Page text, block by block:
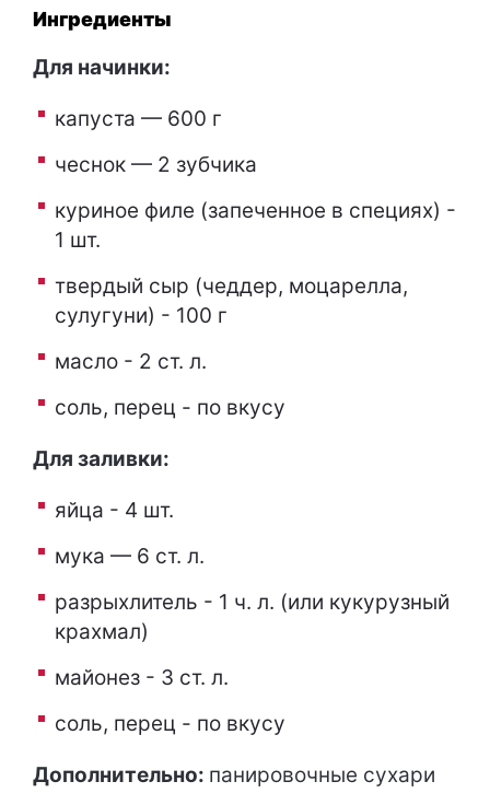
Ингредиенты
Для начинки:
капуста — 600 г
чеснок — 2 зубчика
куриное филе (запеченное в специях) -
1 шт.
твердый сыр (чеддер, моцарелла,
сулугуни) - 100 г
масло - 2 ст. л.
соль, перец - по вкусу
Для заливки:
яйца - 4 шт.
мука — 6 ст. л.
разрыхлитель - 1 ч. л. (или кукурузный
крахмал)
майонез - 3 ст. л.
соль, перец - по вкусу
Дополнительно: панировочные сухари